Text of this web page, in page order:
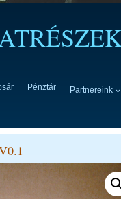
Pénztár Partnereink